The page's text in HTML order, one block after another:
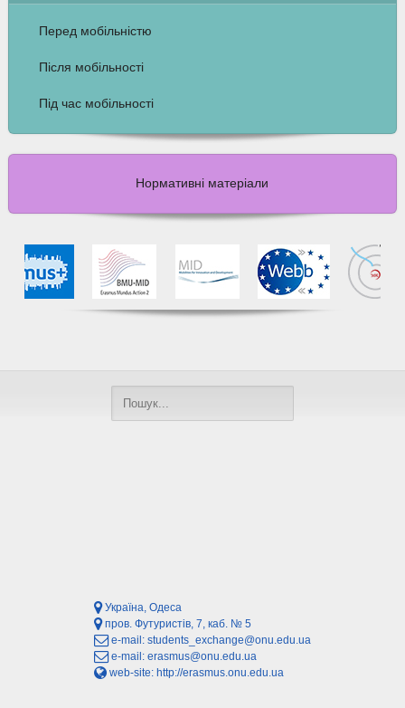
Перед мобільністю
Після мобільності
Під час мобільності
Нормативні матеріали
Україна, Одеса
пров. Футуристів, 7, каб. № 5
e-mail: students_exchange@onu.edu.ua
e-mail: erasmus@onu.edu.ua
web-site: http://erasmus.onu.edu.ua